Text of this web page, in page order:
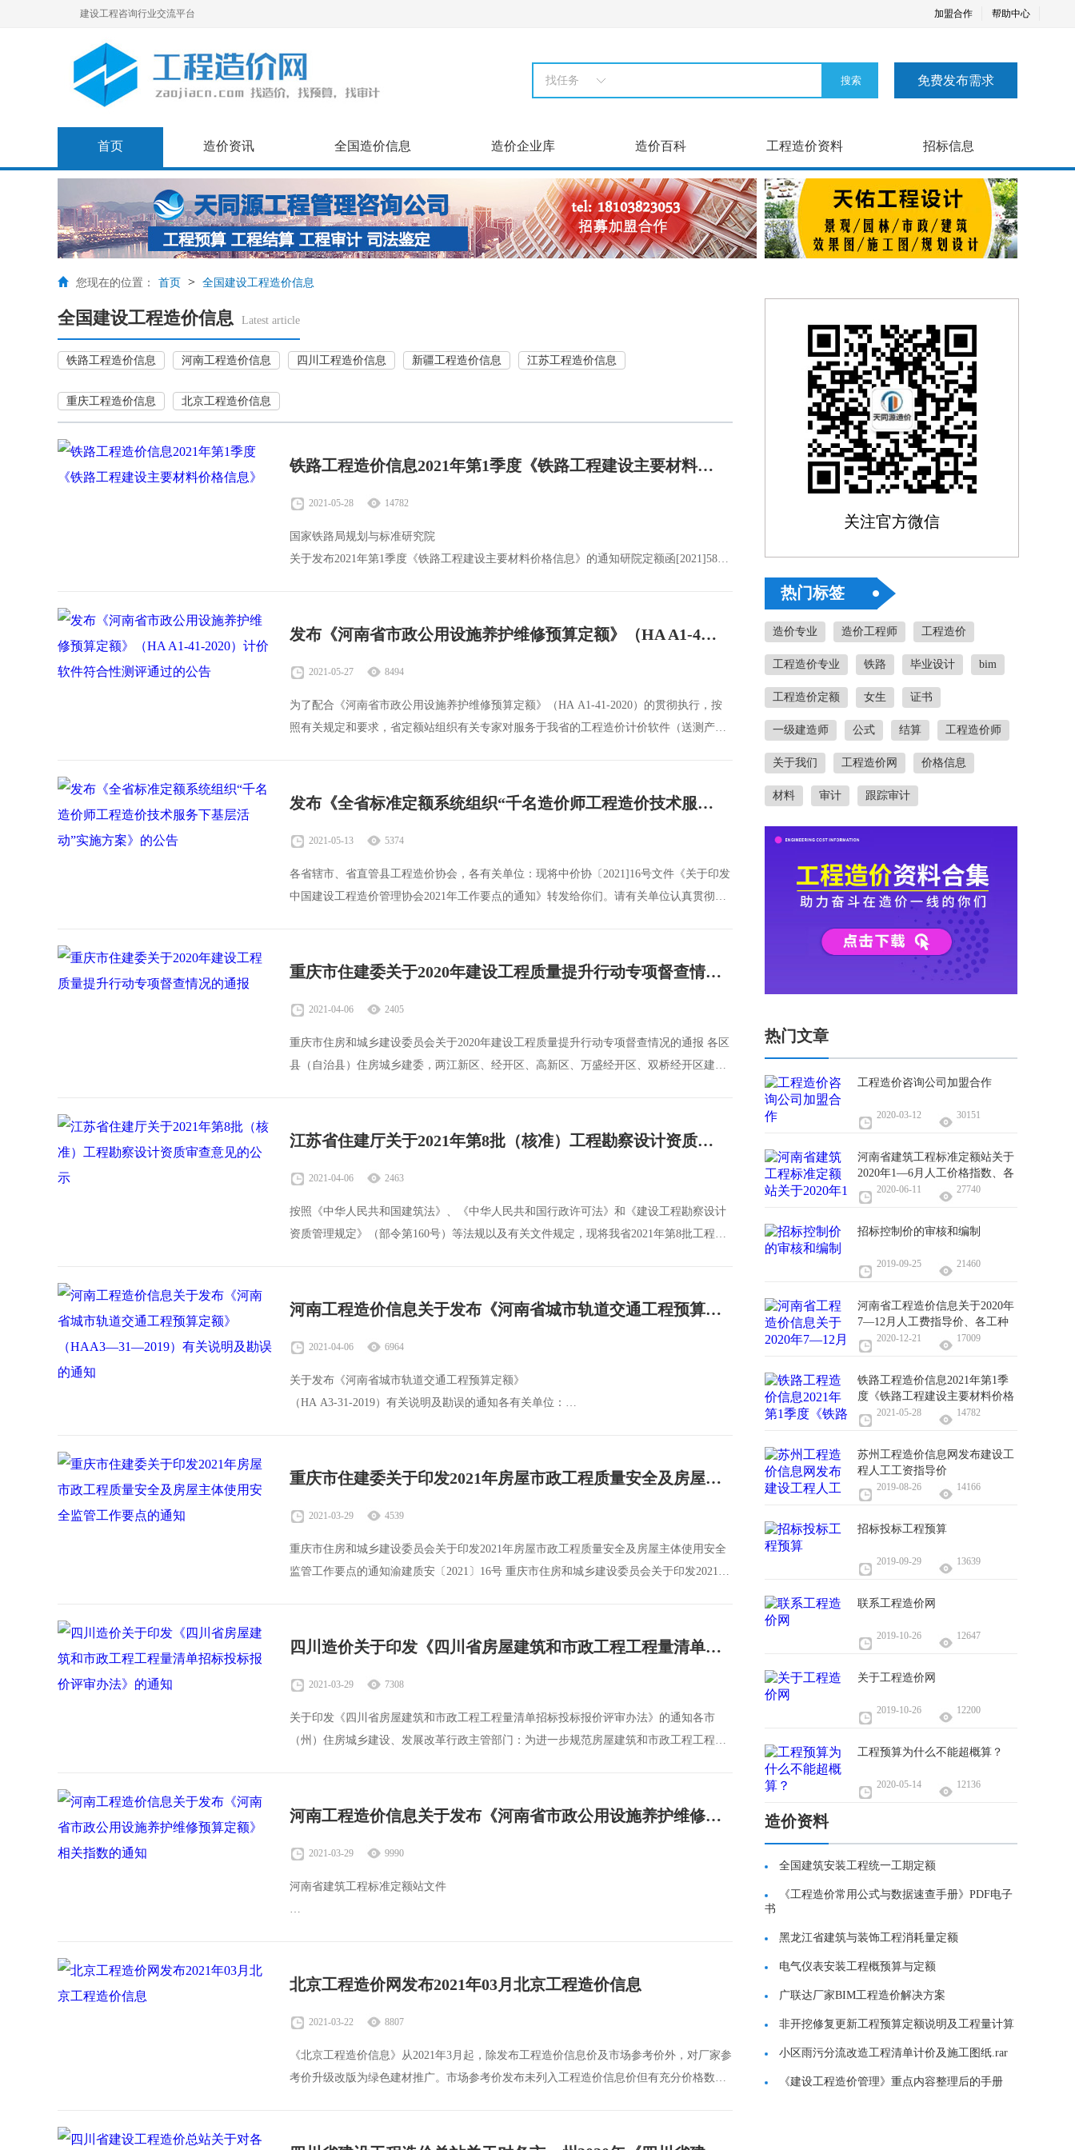
建设工程咨询行业交流平台 加盟合作 帮助中心
找任务 免费发布需求
首页 造价资讯 全国造价信息 造价企业库 造价百科 工程造价资料 招标信息
您现在的位置： 首页 > 全国建设工程造价信息
全国建设工程造价信息 Latest article
铁路工程造价信息 河南工程造价信息 四川工程造价信息 新疆工程造价信息 江苏工程造价信息
重庆工程造价信息 北京工程造价信息
铁路工程造价信息2021年第1季度《铁路工程建设主要材料价格信息》
2021-05-28 14782
国家铁路局规划与标准研究院
关于发布2021年第1季度《铁路工程建设主要材料价格信息》的通知研院定额函[2021]58号
发布《河南省市政公用设施养护维修预算定额》（HA A1-41-2020）计价软件符合性测评通过的公告
2021-05-27 8494
为了配合《河南省市政公用设施养护维修预算定额》（HA A1-41-2020）的贯彻执行，按
照有关规定和要求，省定额站组织有关专家对服务于我省的工程造价计价软件（送测产
发布《全省标准定额系统组织“千名造价师工程造价技术服务下基层活动”实施方案》的公告
2021-05-13 5374
各省辖市、省直管县工程造价协会，各有关单位：现将中价协〔2021]16号文件《关于印发
中国建设工程造价管理协会2021年工作要点的通知》转发给你们。请有关单位认真贯彻执
重庆市住建委关于2020年建设工程质量提升行动专项督查情况的通报
2021-04-06 2405
重庆市住房和城乡建设委员会关于2020年建设工程质量提升行动专项督查情况的通报 各区
县（自治县）住房城乡建委，两江新区、经开区、高新区、万盛经开区、双桥经开区建设
江苏省住建厅关于2021年第8批（核准）工程勘察设计资质审查意见的公示
2021-04-06 2463
按照《中华人民共和国建筑法》、《中华人民共和国行政许可法》和《建设工程勘察设计
资质管理规定》（部令第160号）等法规以及有关文件规定，现将我省2021年第8批工程勘
河南工程造价信息关于发布《河南省城市轨道交通工程预算定额》（HAA3—31—2019）有关说明及勘误的通知
2021-04-06 6964
关于发布《河南省城市轨道交通工程预算定额》
（HA A3-31-2019）有关说明及勘误的通知各有关单位：
重庆市住建委关于印发2021年房屋市政工程质量安全及房屋主体使用安全监管工作要点的通知
2021-03-29 4539
重庆市住房和城乡建设委员会关于印发2021年房屋市政工程质量安全及房屋主体使用安全
监管工作要点的通知渝建质安〔2021〕16号 重庆市住房和城乡建设委员会关于印发2021年
四川造价关于印发《四川省房屋建筑和市政工程工程量清单招标投标报价评审办法》的通知
2021-03-29 7308
关于印发《四川省房屋建筑和市政工程工程量清单招标投标报价评审办法》的通知各市
（州）住房城乡建设、发展改革行政主管部门：为进一步规范房屋建筑和市政工程工程量
河南工程造价信息关于发布《河南省市政公用设施养护维修预算定额》相关指数的通知
2021-03-29 9990
河南省建筑工程标准定额站文件
各省辖市、省直管县标准定额站、工程
北京工程造价网发布2021年03月北京工程造价信息
2021-03-22 8807
《北京工程造价信息》从2021年3月起，除发布工程造价信息价及市场参考价外，对厂家参
考价升级改版为绿色建材推广。市场参考价发布未列入工程造价信息价但有充分价格数据
关注官方微信
热门标签
造价专业 造价工程师 工程造价
工程造价专业 铁路 毕业设计 bim
工程造价定额 女生 证书
一级建造师 公式 结算 工程造价师
关于我们 工程造价网 价格信息
材料 审计 跟踪审计
热门文章
工程造价咨询公司加盟合作
2020-03-12 30151
河南省建筑工程标准定额站关于
2020年1—6月人工价格指数、各
工种信息价的通知
2020-06-11 27740
招标控制价的审核和编制
2019-09-25 21460
河南省工程造价信息关于2020年
7—12月人工费指导价、各工种
信息价、实物工程量人工成本信
息价
2020-12-21 17009
铁路工程造价信息2021年第1季
度《铁路工程建设主要材料价格
信息》2021-05-28 14782
苏州工程造价信息网发布建设工
程人工工资指导价
2019-08-26 14166
招标投标工程预算
2019-09-29 13639
联系工程造价网
2019-10-26 12647
关于工程造价网
2019-10-26 12200
工程预算为什么不能超概算？
2020-05-14 12136
造价资料
全国建筑安装工程统一工期定额
《工程造价常用公式与数据速查手册》PDF电子
书
黑龙江省建筑与装饰工程消耗量定额
电气仪表安装工程概预算与定额
广联达厂家BIM工程造价解决方案
非开挖修复更新工程预算定额说明及工程量计算
小区雨污分流改造工程清单计价及施工图纸.rar
《建设工程造价管理》重点内容整理后的手册